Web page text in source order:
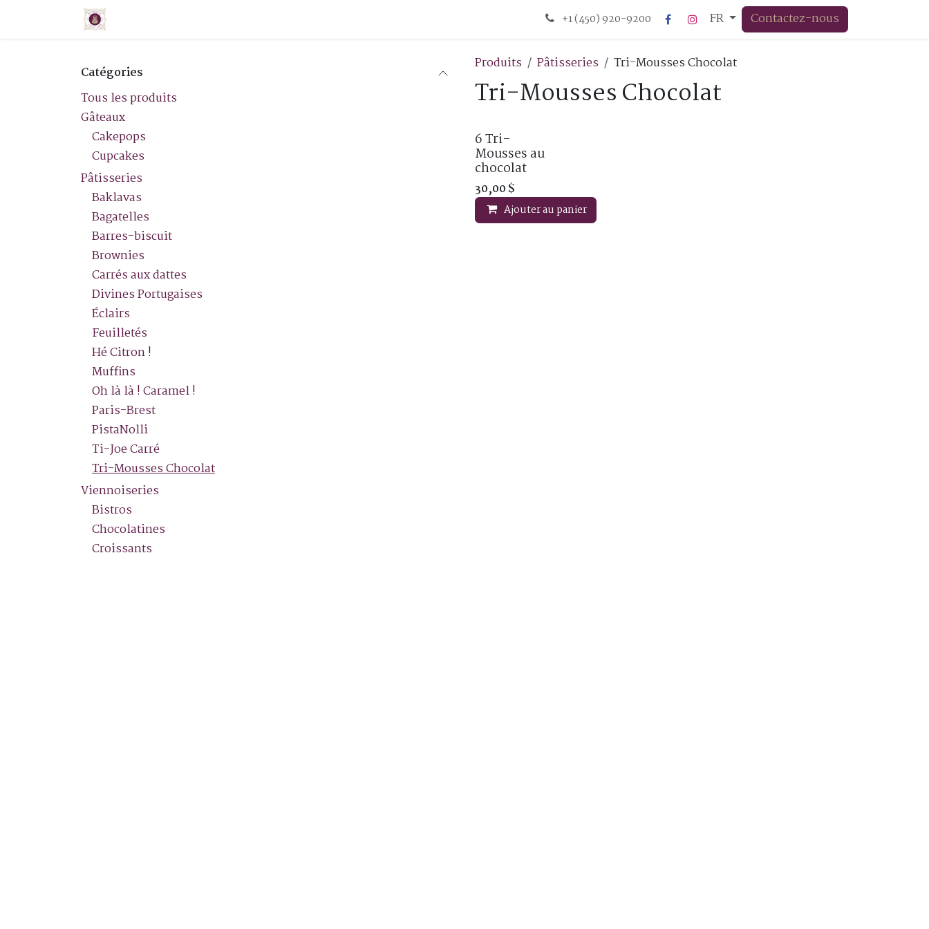
Se rendre au contenu
+1 (450) 920-9200 FR Contactez-nous
Catégories
Tous les produits
Gâteaux
Cakepops
Cupcakes
Pâtisseries
Baklavas
Bagatelles
Barres-biscuit
Brownies
Carrés aux dattes
Divines Portugaises
Éclairs
Feuilletés
Hé Citron !
Muffins
Oh là là ! Caramel !
Paris-Brest
PistaNolli
Ti-Joe Carré
Tri-Mousses Chocolat
Viennoiseries
Bistros
Chocolatines
Croissants
Produits Pâtisseries Tri-Mousses Chocolat
Tri-Mousses Chocolat
6 Tri-
Mousses au
chocolat
30,00 $
Ajouter au panier